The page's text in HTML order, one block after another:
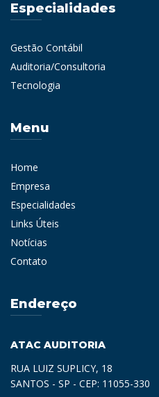
Especialidades
Gestão Contábil
Auditoria/Consultoria
Tecnologia
Menu
Home
Empresa
Especialidades
Links Úteis
Notícias
Contato
Endereço
ATAC AUDITORIA
RUA LUIZ SUPLICY, 18
SANTOS - SP - CEP: 11055-330